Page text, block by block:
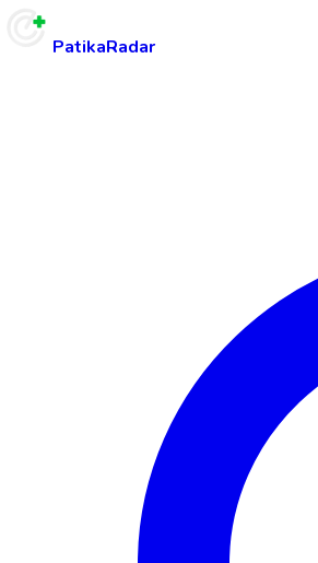
PatikaRadar